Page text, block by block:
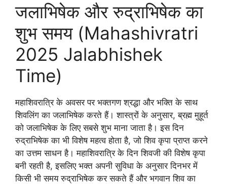
जलाभिषेक और रुद्राभिषेक का
शुभ समय (Mahashivratri
2025 Jalabhishek
Time)
महाशिवरात्रि के अवसर पर भक्तगण श्रद्धा और भक्ति के साथ
शिवलिंग का जलाभिषेक करते हैं। शास्त्रों के अनुसार, ब्रह्म मुहूर्त
को जलाभिषेक के लिए सबसे शुभ माना जाता है। इस दिन
रुद्राभिषेक का भी विशेष महत्व होता है, जो शिव कृपा प्राप्त करने
का उत्तम साधन है। महाशिवरात्रि के दिन शिवजी की विशेष कृपा
बनी रहती है, इसलिए भक्त अपनी सुविधा के अनुसार दिनभर में
किसी भी समय रुद्राभिषेक कर सकते हैं और भगवान शिव का